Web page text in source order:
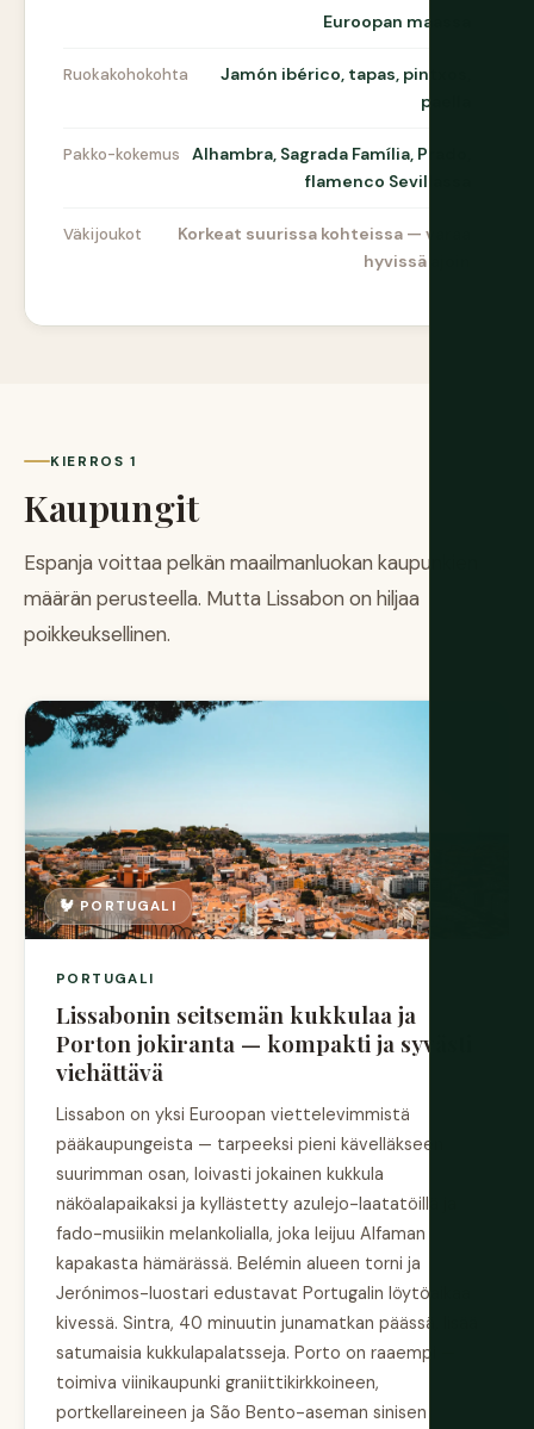
Euroopan maassa
Ruokakohokohta
Jamón ibérico, tapas, pintxos,
paella
Pakko-kokemus
Alhambra, Sagrada Família, Prado,
flamenco Sevillassa
Väkijoukot
Korkeat suurissa kohteissa — varaa
hyvissä ajoin
KIERROS 1
Kaupungit
Espanja voittaa pelkän maailmanluokan kaupunkien
määrän perusteella. Mutta Lissabon on hiljaa
poikkeuksellinen.
🐓 PORTUGALI
PORTUGALI
Lissabonin seitsemän kukkulaa ja
Porton jokiranta — kompakti ja syvästi
viehättävä
Lissabon on yksi Euroopan viettelevimmistä
pääkaupungeista — tarpeeksi pieni kävelläkseen
suurimman osan, loivasti jokainen kukkula
näköalapaikaksi ja kyllästetty azulejo-laatatöillä ja
fado-musiikin melankolialla, joka leijuu Alfaman
kapakasta hämärässä. Belémin alueen torni ja
Jerónimos-luostari edustavat Portugalin löytöaikaa
kivessä. Sintra, 40 minuutin junamatkan päässä, lisää
satumaisia kukkulapalatsseja. Porto on raaempi —
toimiva viinikaupunki graniittikirkkoineen,
portkellareineen ja São Bento-aseman sinisen